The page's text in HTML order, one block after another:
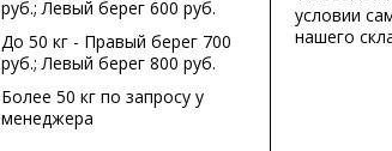
руб.; Левый берег 600 руб.
До 50 кг - Правый берег 700
руб.; Левый берег 800 руб.
Более 50 кг по запросу у
менеджера
условии
нашего